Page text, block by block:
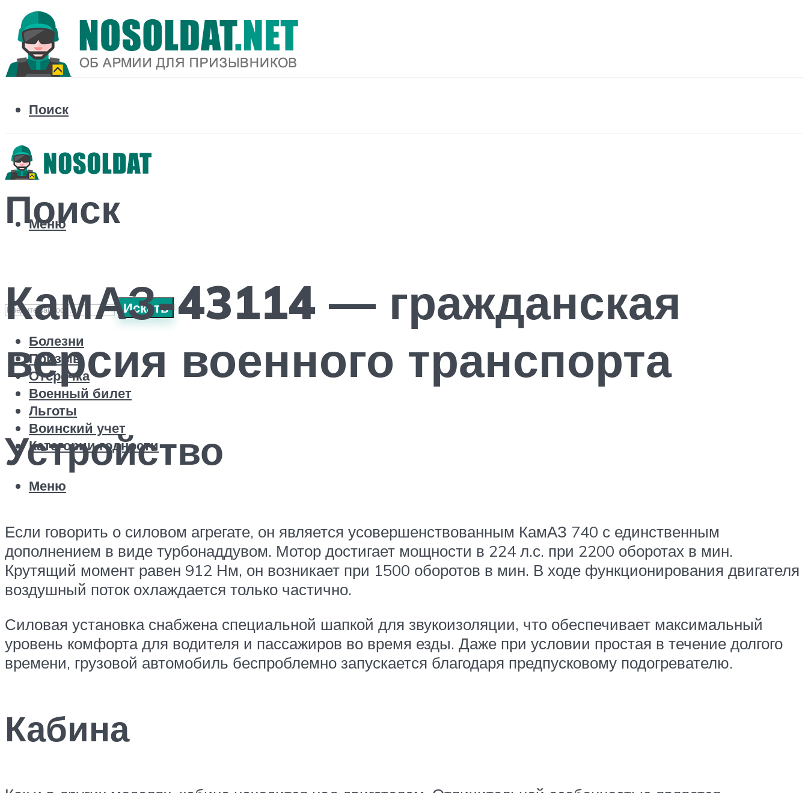
Поиск
Поиск
Искать
Болезни
Призыв
Отсрочка
Военный билет
Льготы
Воинский учет
Категории годности
Меню
Меню
КамАЗ-43114 — гражданская
версия военного транспорта
Устройство
Если говорить о силовом агрегате, он является усовершенствованным КамАЗ 740 с единственным
дополнением в виде турбонаддувом. Мотор достигает мощности в 224 л.с. при 2200 оборотах в мин.
Крутящий момент равен 912 Нм, он возникает при 1500 оборотов в мин. В ходе функционирования двигателя
воздушный поток охлаждается только частично.
Силовая установка снабжена специальной шапкой для звукоизоляции, что обеспечивает максимальный
уровень комфорта для водителя и пассажиров во время езды. Даже при условии простая в течение долгого
времени, грузовой автомобиль беспроблемно запускается благодаря предпусковому подогревателю.
Кабина